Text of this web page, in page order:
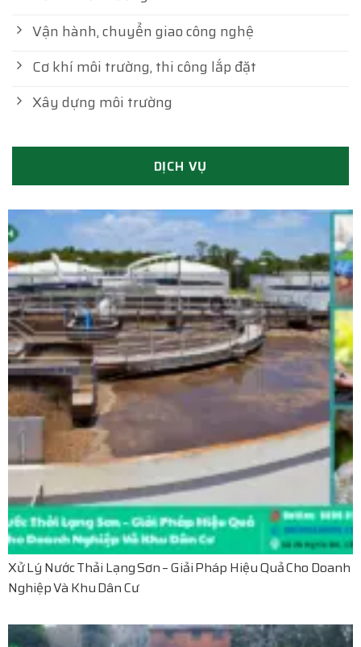
Vận hành, chuyển giao công nghệ
Cơ khí môi trường, thi công lắp đặt
Xây dựng môi trường
DỊCH VỤ
Xử Lý Nước Thải Lạng Sơn – Giải Pháp Hiệu Quả Cho Doanh
Nghiệp Và Khu Dân Cư